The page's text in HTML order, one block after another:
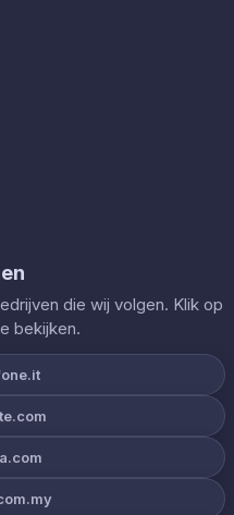
die wij volgen. Klik op
bekijken.